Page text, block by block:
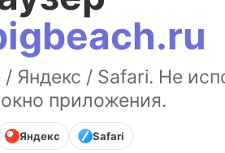
Яндекс / Safari. Не
приложения.
Яндекс Safari